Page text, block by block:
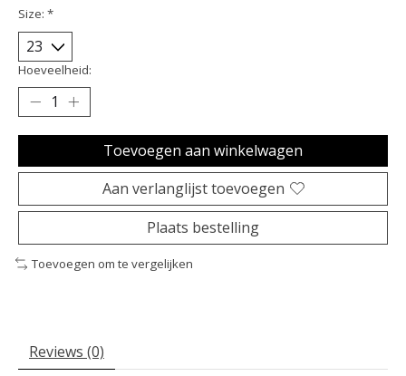
Size: *
Hoeveelheid:
Toevoegen aan winkelwagen
Aan verlanglijst toevoegen
Plaats bestelling
Toevoegen om te vergelijken
Reviews (0)